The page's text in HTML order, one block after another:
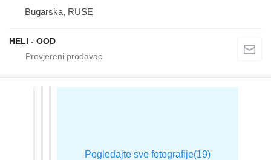
Bugarska, RUSE
HELI - OOD